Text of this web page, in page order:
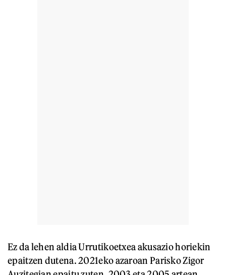
Ez da lehen aldia Urrutikoetxea akusazio horiekin
epaitzen dutena. 2021eko azaroan Parisko Zigor